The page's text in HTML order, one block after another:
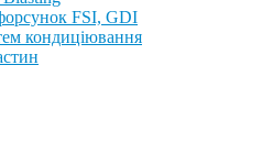
FSI, GDI
кондиціювання